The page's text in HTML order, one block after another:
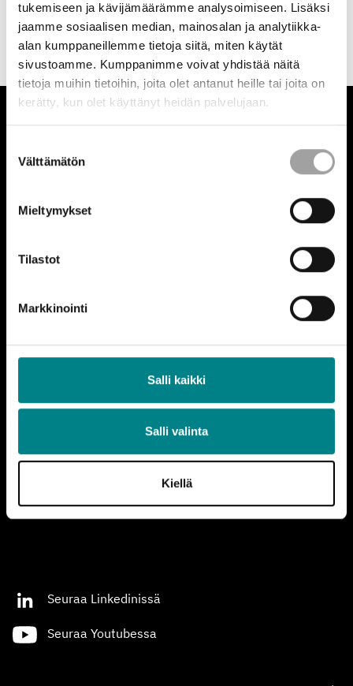
tukemiseen ja kävijämäärämme analysoimiseen. Lisäksi
jaamme sosiaalisen median, mainosalan ja analytiikka-
alan kumppaneillemme tietoja siitä, miten käytät
sivustoamme. Kumppanimme voivat yhdistää näitä
tietoja muihin tietoihin, joita olet antanut heille tai joita on
kerätty, kun olet käyttänyt heidän palvelujaan.
valinta
Välttämätön
Mieltymykset
Tilastot
Markkinointi
Salli kaikki
Salli valinta
Kiellä
Yhteystiedot
Tietosuojalauseke
Lataa STEK-logoja
Palaute
Seuraa Linkedinissä
Seuraa Youtubessa